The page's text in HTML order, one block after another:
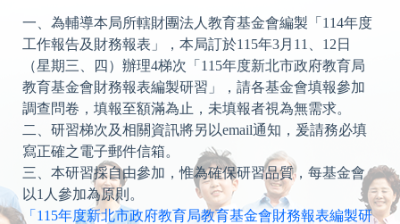
一、為輔導本局所轄財團法人教育基金會編製「114年度
工作報告及財務報表」，本局訂於115年3月11、12日
（星期三、四）辦理4梯次「115年度新北市政府教育局
教育基金會財務報表編製研習」，請各基金會填報參加
調查問卷，填報至額滿為止，未填報者視為無需求。
二、研習梯次及相關資訊將另以email通知，爰請務必填
寫正確之電子郵件信箱。
三、本研習採自由參加，惟為確保研習品質，每基金會
以1人參加為原則。
「115年度新北市政府教育局教育基金會財務報表編製研